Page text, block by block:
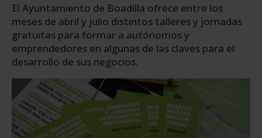
El Ayuntamiento de Boadilla ofrece entre los
meses de abril y julio distintos talleres y jornadas
gratuitas para formar a autónomos y
emprendedores en algunas de las claves para el
desarrollo de sus negocios.